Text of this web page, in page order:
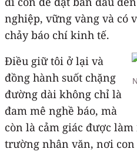
nghiệp, vững vàng và có
chảy báo chí kinh tế.
Điều giữ tôi ở lại và
đồng hành suốt chặng
đường dài không chỉ là
đam mê nghề báo, mà
còn là cảm giác được
trường nhân văn, nơi